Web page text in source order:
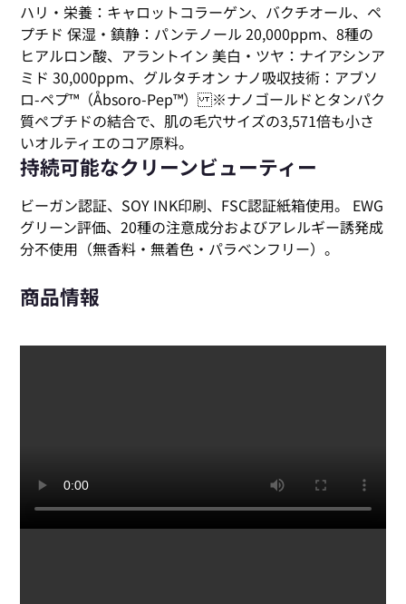
ハリ・栄養：キャロットコラーゲン、バクチオール、ペ
プチド 保湿・鎮静：パンテノール 20,000ppm、8種の
ヒアルロン酸、アラントイン 美白・ツヤ：ナイアシンア
ミド 30,000ppm、グルタチオン ナノ吸収技術：アブソ
ロ-ペプ™（Åbsoro-Pep™） ※ナノゴールドとタンパク
質ペプチドの結合で、肌の毛穴サイズの3,571倍も小さ
いオルティエのコア原料。
持続可能なクリーンビューティー
ビーガン認証、SOY INK印刷、FSC認証紙箱使用。 EWG
グリーン評価、20種の注意成分およびアレルギー誘発成
分不使用（無香料・無着色・パラベンフリー）。
商品情報